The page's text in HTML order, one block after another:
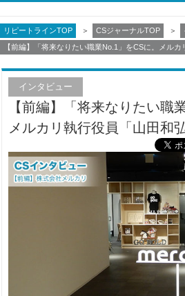
リピートラインTOP CSジャーナルTOP
【前編】「将来なりたい職業No.1」をCSに。メル
インタビュー
【前編】「将来なりたい職
メルカリ執行役員「山田和